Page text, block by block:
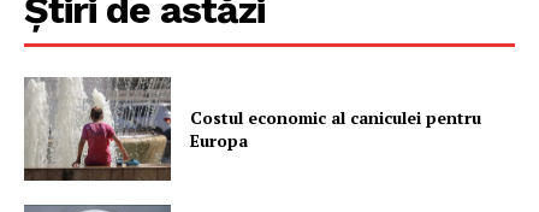
PRESShub
Despre noi / Echipa
Știri de astăzi
Costul economic al caniculei pentru
Europa